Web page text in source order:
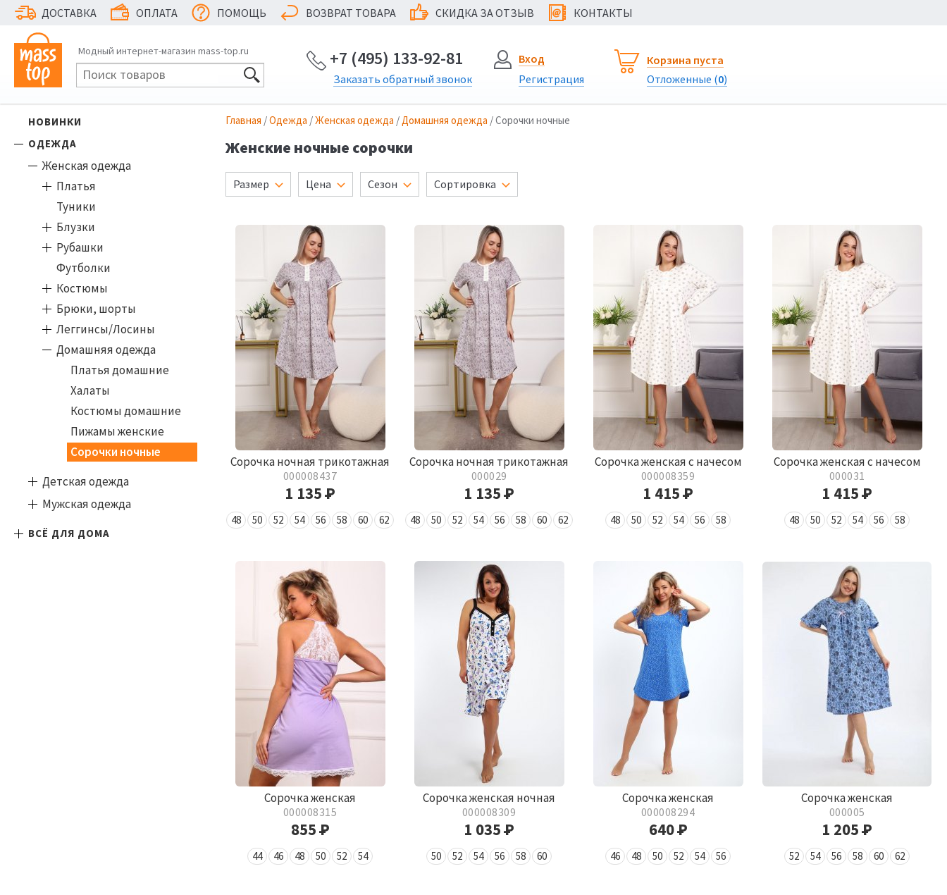
ДОСТАВКА ОПЛАТА ПОМОЩЬ ВОЗВРАТ ТОВАРА СКИДКА ЗА ОТЗЫВ @ КОНТАКТЫ
Модный интернет-магазин mass-top.ru +7 (495) 133-92-81
Заказать обратный звонок
Вход
Регистрация
Корзина пуста
Отложенные (0)
НОВИНКИ
ОДЕЖДА
Женская одежда
Платья
Туники
Блузки
Рубашки
Футболки
Костюмы
Брюки, шорты
Леггинсы/Лосины
Домашняя одежда
Платья домашние
Халаты
Костюмы домашние
Пижамы женские
Сорочки ночные
Детская одежда
Мужская одежда
ВСЁ ДЛЯ ДОМА
Главная /Одежда /Женская одежда /Домашняя одежда / Сорочки ночные
Женские ночные сорочки
Размер Цена Сезон Сортировка
Сорочка ночная трикотажная
000008437
1 135Р
48 50 52 54 56 58 60 62
Сорочка ночная трикотажная
000029
1 135Р
48 50 52 54 56 58 60 62
Сорочка женская с начесом
000008359
1 415Р
48 50 52 54 56 58
Сорочка женская с начесом
000031
1 415Р
48 50 52 54 56 58
Сорочка женская
000008315
855Р
44 46 48 50 52 54
Сорочка женская ночная
000008309
1 035Р
50 52 54 56 58 60
Сорочка женская
000008294
640Р
46 48 50 52 54 56
Сорочка женская
000005
1 205Р
52 54 56 58 60 62